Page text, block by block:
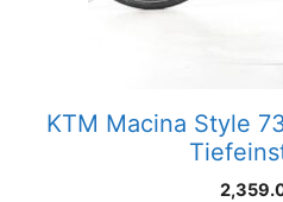
KTM Macina Style